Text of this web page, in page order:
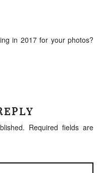
in 2017 for your photos?
Required fields are